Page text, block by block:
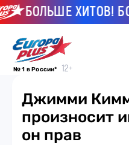
БОЛЬШЕ ХИТОВ!
№ 1 в России*
Джимми
произносит
он прав